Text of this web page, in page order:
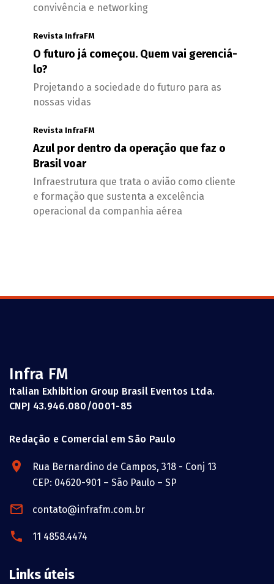
convivência e networking
Revista InfraFM
O futuro já começou. Quem vai gerenciá-
lo?
Projetando a sociedade do futuro para as
nossas vidas
Revista InfraFM
Azul por dentro da operação que faz o
Brasil voar
Infraestrutura que trata o avião como cliente
e formação que sustenta a excelência
operacional da companhia aérea
Infra FM
Italian Exhibition Group Brasil Eventos Ltda.
CNPJ 43.946.080/0001-85
Redação e Comercial em São Paulo
Rua Bernardino de Campos, 318 - Conj 13
CEP: 04620-901 – São Paulo – SP
contato@infrafm.com.br
11 4858.4474
Links úteis